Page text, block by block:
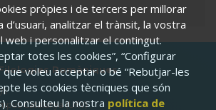
Romàniques
Catalunya (URV)
pròpies i de tercers per millorar
d’usuari, analitzar el trànsit, la vostra
web i personalitzar el contingut.
totes les cookies”, “Configurar
que voleu acceptar o bé “Rebutjar-les
les cookies tècniques que són
Consulteu la nostra política de